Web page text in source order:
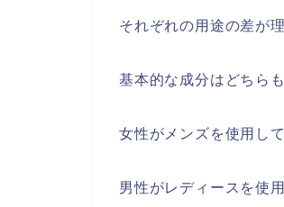
それぞれの用途の差が理
基本的な成分はどちら
女性がメンズを使用して
男性がレディースを使用